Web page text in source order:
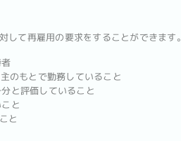
て再雇用の要求をすることができます。
もとで勤務していること
と評価していること
と
と